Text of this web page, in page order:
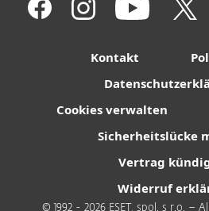
Kontakt
Cookies verwalten
Sicherheitslücke
Vertrag
Widerruf
© 1992 - 2026 ESET, spol. s r.o. –